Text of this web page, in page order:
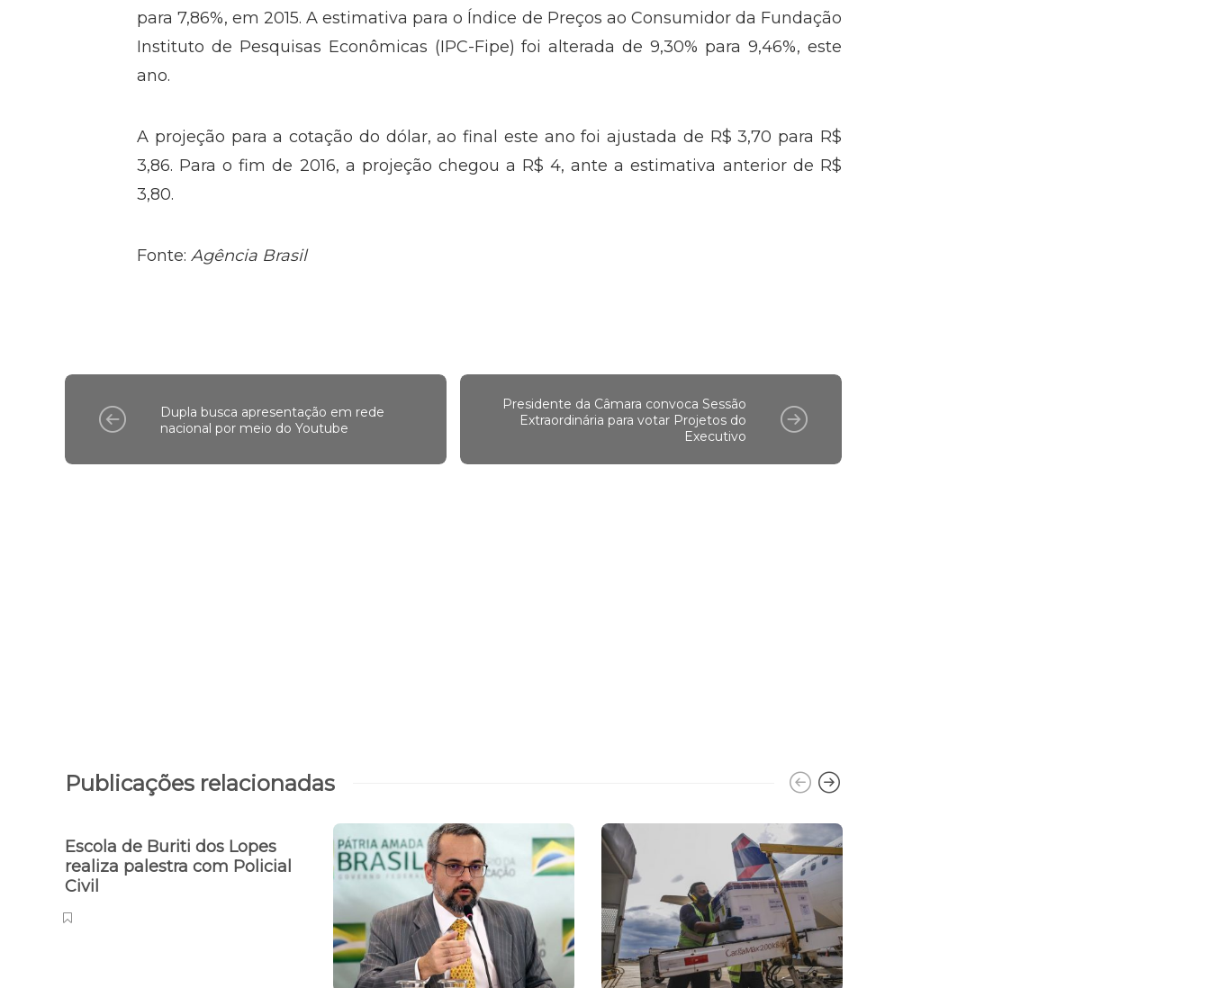
para 7,86%, em 2015. A estimativa para o Índice de Preços ao Consumidor da Fundação
Instituto de Pesquisas Econômicas (IPC-Fipe) foi alterada de 9,30% para 9,46%, este
ano.
A projeção para a cotação do dólar, ao final este ano foi ajustada de R$ 3,70 para R$
3,86. Para o fim de 2016, a projeção chegou a R$ 4, ante a estimativa anterior de R$
3,80.
Fonte: Agência Brasil
Dupla busca apresentação em rede
nacional por meio do Youtube
Presidente da Câmara convoca Sessão
Extraordinária para votar Projetos do
Publicações relacionadas
Escola de Buriti dos Lopes
realiza palestra com Policial
Civil